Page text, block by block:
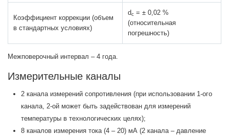
Коэффициент коррекции (объем
в стандартных условиях)
dc = ± 0,02 %
(относительная
погрешность)
Межповерочный интервал – 4 года.
Измерительные каналы
2 канала измерений сопротивления (при использовании 1-ого
канала, 2-ой может быть задействован для измерений
температуры в технологических целях);
8 каналов измерения тока (4 – 20) мА (2 канала – давление